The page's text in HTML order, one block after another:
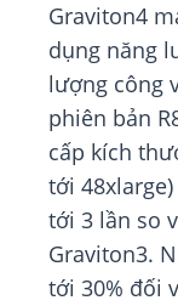
Graviton4
dụng năng
lượng công
phiên bản
cấp kích
tới
tới 3 lần so
Graviton3.
tới 30% đối